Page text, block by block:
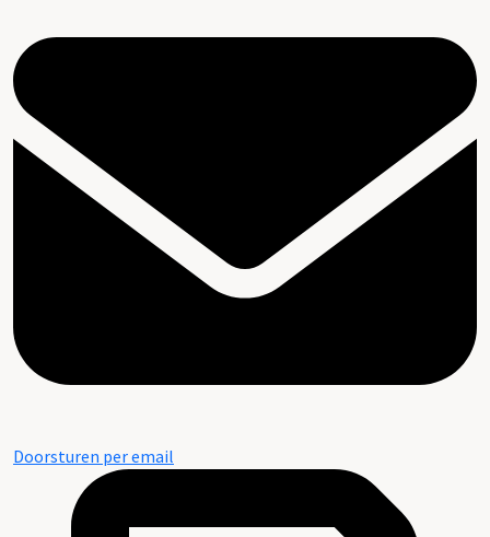
Doorsturen per email